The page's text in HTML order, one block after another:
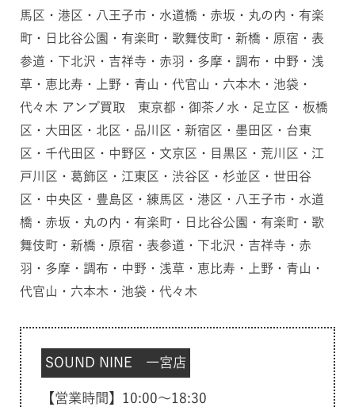
馬区・港区・八王子市・水道橋・赤坂・丸の内・有楽
町・日比谷公園・有楽町・歌舞伎町・新橋・原宿・表
参道・下北沢・吉祥寺・赤羽・多摩・調布・中野・浅
草・恵比寿・上野・青山・代官山・六本木・池袋・
代々木 アンプ買取 東京都・御茶ノ水・足立区・板橋
区・大田区・北区・品川区・新宿区・墨田区・台東
区・千代田区・中野区・文京区・目黒区・荒川区・江
戸川区・葛飾区・江東区・渋谷区・杉並区・世田谷
区・中央区・豊島区・練馬区・港区・八王子市・水道
橋・赤坂・丸の内・有楽町・日比谷公園・有楽町・歌
舞伎町・新橋・原宿・表参道・下北沢・吉祥寺・赤
羽・多摩・調布・中野・浅草・恵比寿・上野・青山・
代官山・六本木・池袋・代々木
SOUND NINE 一宮店
【営業時間】10:00～18:30